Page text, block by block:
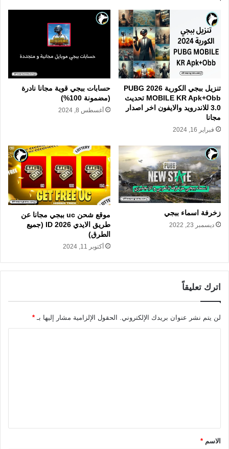
تنزيل ببجي الكورية 2026 PUBG
MOBILE KR Apk+Obb تحديث
3.0 للاندرويد والايفون اخر اصدار
مجانا
فبراير 16, 2024
حسابات ببجي قوية مجانا نادرة
(مضمونة 100%)
أغسطس 8, 2024
زخرفة اسماء ببجي
ديسمبر 23, 2022
موقع شحن uc ببجي مجانا عن
طريق الايدي ID 2026 (جميع
الطرق)
أكتوبر 11, 2024
اترك تعليقاً
لن يتم نشر عنوان بريدك الإلكتروني. الحقول الإلزامية مشار إليها بـ *
ق
*الاسم *